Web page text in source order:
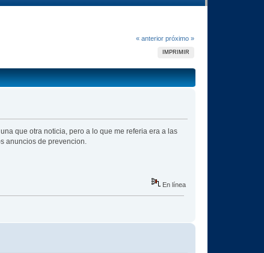
« anterior próximo »
IMPRIMIR
que otra noticia, pero a lo que me referia era a las
anuncios de prevencion.
En línea